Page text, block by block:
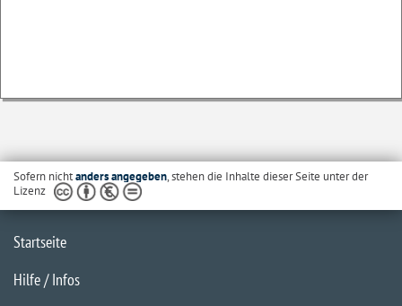
Sofern nichtanders angegeben, stehen die Inhalte dieser Seite unter der
Lizenz
Startseite
Hilfe / Infos